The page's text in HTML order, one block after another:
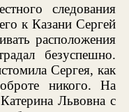
следования
к Казани Сергей
расположения
безуспешно.
Сергея, как
никого. На
Львовна с